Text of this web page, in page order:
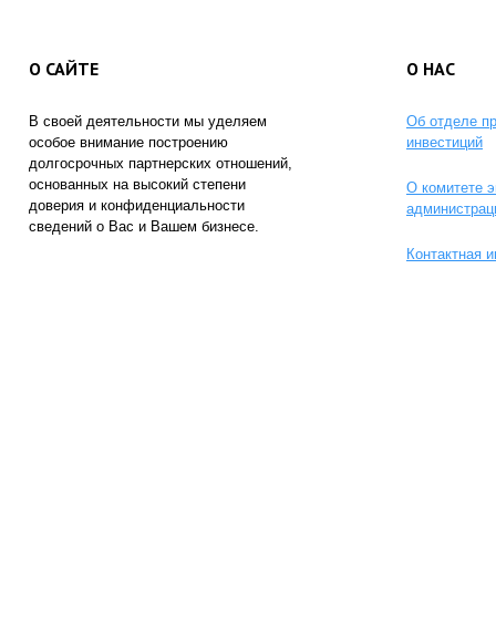
О САЙТЕ
В своей деятельности мы уделяем
особое внимание построению
долгосрочных партнерских отношений,
основанных на высокий степени
доверия и конфиденциальности
сведений о Вас и Вашем бизнесе.
О НАС
Об отделе
инвестиций
О комитете
Контактная